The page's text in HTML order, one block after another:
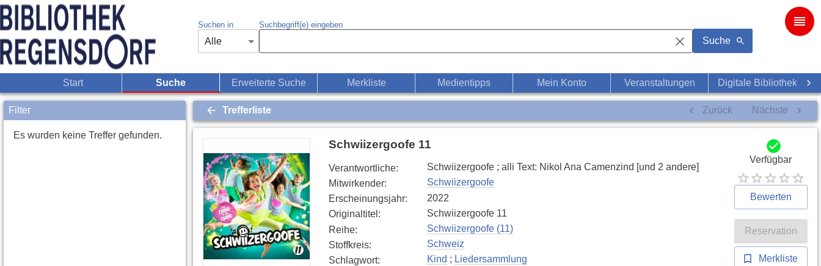
Suchen in
Alle
Suchbegriff(e) eingeben
Suche
Start Suche Erweiterte Suche Merkliste Medientipps Mein Konto Veranstaltungen Digitale Bibliothek
Filter
Es wurden keine Treffer gefunden.
Trefferliste Zurück Nächste
Schwiizergoofe 11
Verantwortliche:
Schwiizergoofe ; alli Text: Nikol Ana Camenzind [und 2 andere]
Mitwirkender:
Schwiizergoofe
Erscheinungsjahr:
2022
Originaltitel :
Schwiizergoofe 11
Reihe:
Schwiizergoofe (11)
Stoffkreis:
Schweiz
Schlagwort: Kind ; Liedersammlung
Verfügbar
Bewerten
Reservation
Merkliste